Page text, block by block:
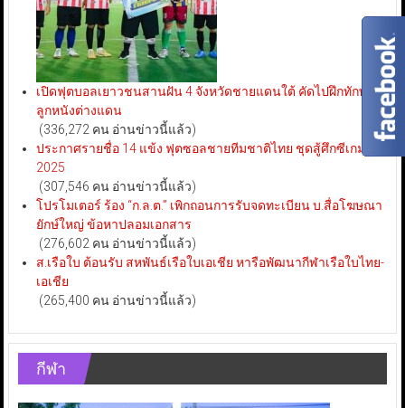
เปิดฟุตบอลเยาวชนสานฝัน 4 จังหวัดชายแดนใต้ คัดไปฝึกทักษะ
ลูกหนังต่างแดน
(336,272 คน อ่านข่าวนี้แล้ว)
ประกาศรายชื่อ 14 แข้ง ฟุตซอลชายทีมชาติไทย ชุดสู้ศึกซีเกมส์
2025
(307,546 คน อ่านข่าวนี้แล้ว)
โปรโมเตอร์ ร้อง “ก.ล.ต.” เพิกถอนการรับจดทะเบียน บ.สื่อโฆษณา
ยักษ์ใหญ่ ข้อหาปลอมเอกสาร
(276,602 คน อ่านข่าวนี้แล้ว)
ส.เรือใบ ต้อนรับ สหพันธ์เรือใบเอเชีย หารือพัฒนากีฬาเรือใบไทย-
เอเชีย
(265,400 คน อ่านข่าวนี้แล้ว)
กีฬา